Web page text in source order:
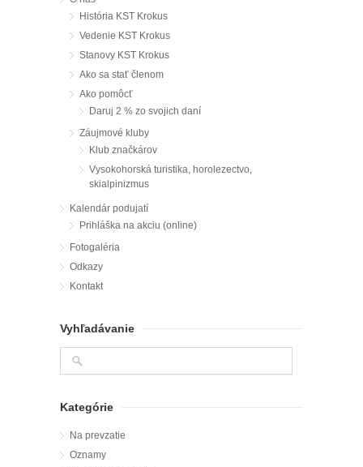
História KST Krokus
Vedenie KST Krokus
Stanovy KST Krokus
Ako sa stať členom
Ako pomôcť
Daruj 2 % zo svojich daní
Záujmové kluby
Klub značkárov
Vysokohorská turistika, horolezectvo,
skialpinizmus
Kalendár podujatí
Prihláška na akciu (online)
Fotogaléria
Odkazy
Kontakt
Vyhľadávanie
Kategórie
Na prevzatie
Oznamy